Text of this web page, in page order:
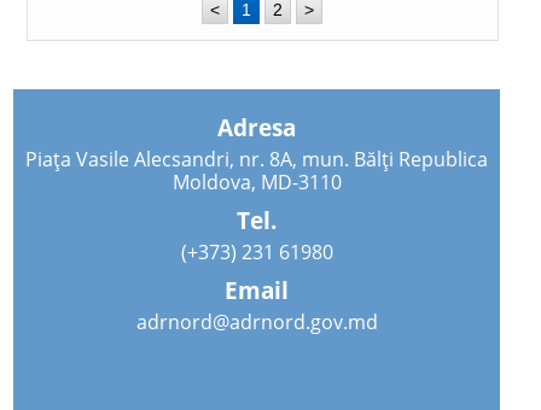
< 1 2 >
Adresa
Piața Vasile Alecsandri, nr. 8A, mun. Bălți Republica
Moldova, MD-3110
Tel.
(+373) 231 61980
Email
adrnord@adrnord.gov.md